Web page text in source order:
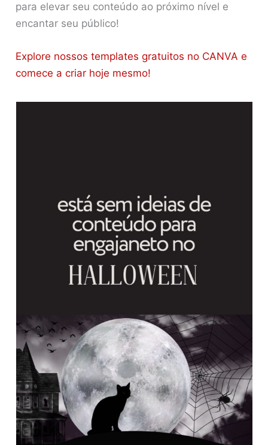
para elevar seu conteúdo ao próximo nível e
encantar seu público!
Explore nossos templates gratuitos no CANVA e
comece a criar hoje mesmo!